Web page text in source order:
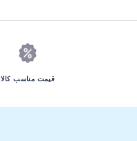
قیمت مناسب کالا